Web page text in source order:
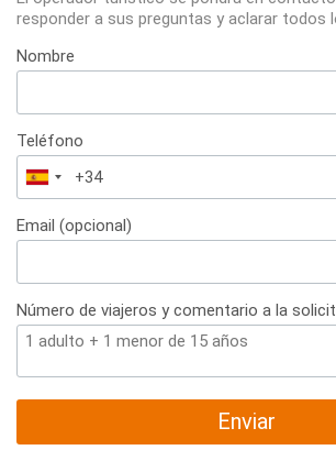
responder a sus preguntas y aclarar todos
Nombre
Teléfono
España
+34
Email (opcional)
Número de viajeros y comentario a la
Enviar